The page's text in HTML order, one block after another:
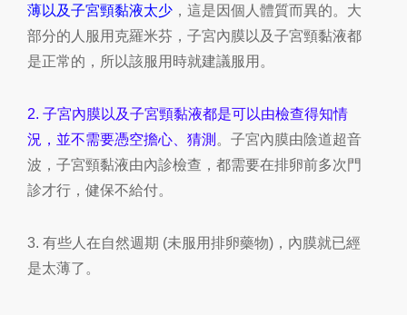
薄以及子宮頸黏液太少 ，這是因個人體質而異的。大
部分的人服用克羅米芬，子宮內膜以及子宮頸黏液都
是正常的，所以該服用時就建議服用。
2. 子宮內膜以及子宮頸黏液都是可以由檢查得知情
況，並不需要憑空擔心、猜測 。子宮內膜由陰道超音
波，子宮頸黏液由內診檢查，都需要在排卵前多次門
診才行，健保不給付。
3. 有些人在自然週期 (未服用排卵藥物) ，內膜就已經
是太薄了。